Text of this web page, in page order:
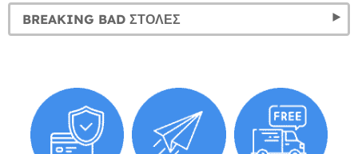
BREAKING BAD ΣΤΟΛΈΣ